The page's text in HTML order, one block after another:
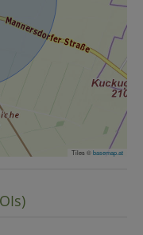
Tiles ©basemap.at